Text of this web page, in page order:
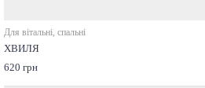
Для вітальні, спальні
ХВИЛЯ
620 грн